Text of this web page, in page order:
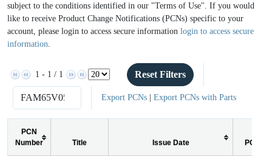
subject to the conditions identified in our "Terms of Use". If you would
like to receive Product Change Notifications (PCNs) specific to your
account, please login to access secure information login to access secure
information
1 - 1 / 1 Reset Filters
Export PCNs| Export PCNs with Parts
PCN
Number
Title Issue Date PCN